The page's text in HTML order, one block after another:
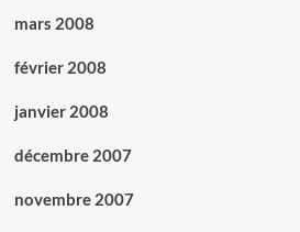
mars 2008
février 2008
janvier 2008
décembre 2007
novembre 2007